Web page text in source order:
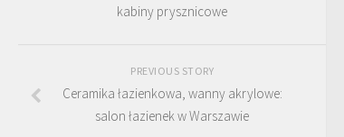
kabiny prysznicowe
PREVIOUS STORY
Ceramika łazienkowa, wanny akrylowe:
salon łazienek w Warszawie